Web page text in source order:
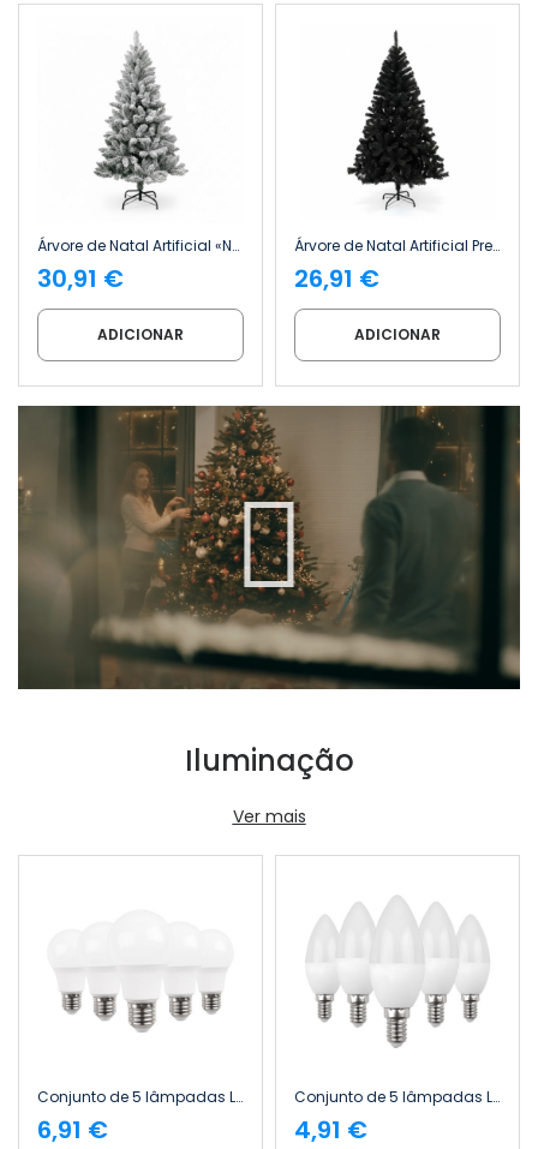
Árvore de Natal Artificial «Nevado Helsinki» com Base Metálica Dayron
30,91 €
ADICIONAR
Árvore de Natal Artificial Preta «Toronto» com Base Metálica, 180 cm Dayron
26,91 €
ADICIONAR
Iluminação
Ver mais
Conjunto de 5 lâmpadas LED padrão E27, 9 W (equivalente a 60 W), 806 lm, 4000 K, 15 000 h, Primer Leader Pro
6,91 €
Conjunto de 5 lâmpadas LED tipo vela E14, 6 W (equivalente a 40 W), 470 lm, 15 000 h, da marca Primer Leader
4,91 €